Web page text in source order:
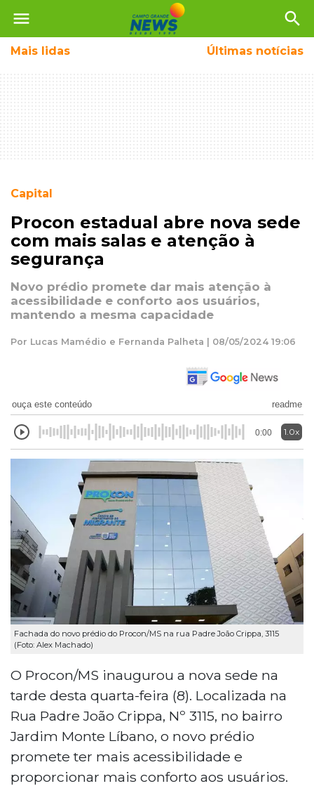
menu search
Mais lidas Últimas notícias
Capital
Procon estadual abre nova sede
com mais salas e atenção à
segurança
Novo prédio promete dar mais atenção à
acessibilidade e conforto aos usuários,
mantendo a mesma capacidade
Por Lucas Mamédio e Fernanda Palheta | 08/05/2024 19:06
ouça este conteúdo readme
0:00 1.0x
Fachada do novo prédio do Procon/MS na rua Padre João Crippa, 3115
(Foto: Alex Machado)
O Procon/MS inaugurou a nova sede na
tarde desta quarta-feira (8). Localizada na
Rua Padre João Crippa, Nº 3115, no bairro
Jardim Monte Líbano, o novo prédio
promete ter mais acessibilidade e
proporcionar mais conforto aos usuários.